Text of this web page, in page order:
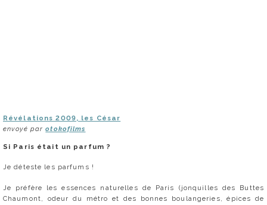
Révélations 2009, les César
envoyé parotokofilms
Si Paris était un parfum ?
Je déteste les parfums !
Je préfère les essences naturelles de Paris (jonquilles des Buttes
Chaumont, odeur du métro et des bonnes boulangeries, épices de